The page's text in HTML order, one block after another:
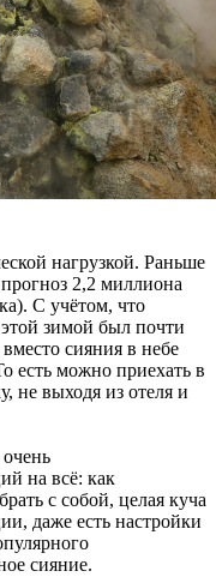
нагрузкой. Раньше
2,2 миллиона
С учётом, что
зимой был почти
сияния в небе
есть можно приехать в
не выходя из отеля и
на всё: как
с собой, целая куча
даже есть настройки
сияние.